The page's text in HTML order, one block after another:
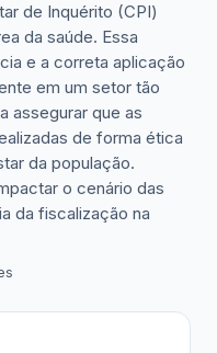
de Inquérito (CPI)
da saúde. Essa
e a correta aplicação
em um setor tão
assegurar que as
de forma ética
da população.
o cenário das
da fiscalização na